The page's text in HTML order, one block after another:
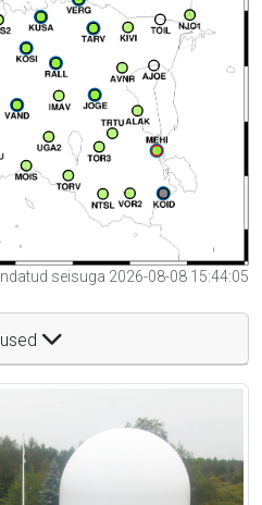
seisuga 2026-08-08 15:44:05